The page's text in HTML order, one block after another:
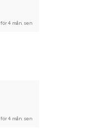
för 4 mån. sen
för 4 mån. sen